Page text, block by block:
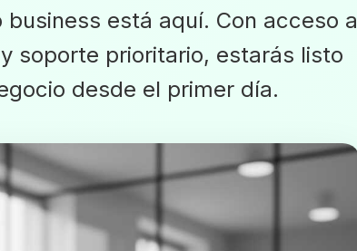
está aquí. Con acceso a
soporte prioritario, estarás listo
desde el primer día.